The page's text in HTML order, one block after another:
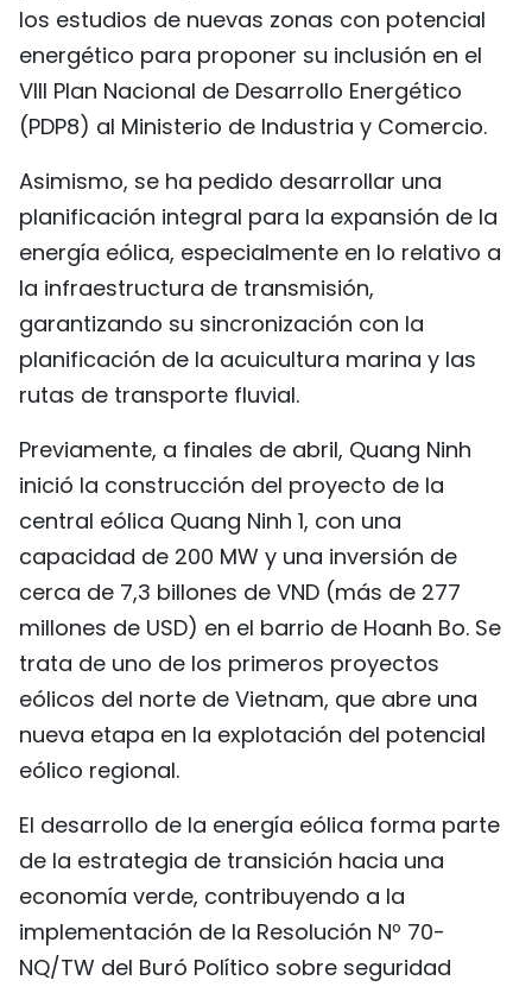
los estudios de nuevas zonas con potencial
energético para proponer su inclusión en el
VIII Plan Nacional de Desarrollo Energético
(PDP8) al Ministerio de Industria y Comercio.
Asimismo, se ha pedido desarrollar una
planificación integral para la expansión de la
energía eólica, especialmente en lo relativo a
la infraestructura de transmisión,
garantizando su sincronización con la
planificación de la acuicultura marina y las
rutas de transporte fluvial.
Previamente, a finales de abril, Quang Ninh
inició la construcción del proyecto de la
central eólica Quang Ninh 1, con una
capacidad de 200 MW y una inversión de
cerca de 7,3 billones de VND (más de 277
millones de USD) en el barrio de Hoanh Bo. Se
trata de uno de los primeros proyectos
eólicos del norte de Vietnam, que abre una
nueva etapa en la explotación del potencial
eólico regional.
El desarrollo de la energía eólica forma parte
de la estrategia de transición hacia una
economía verde, contribuyendo a la
implementación de la Resolución Nº 70-
NQ/TW del Buró Político sobre seguridad